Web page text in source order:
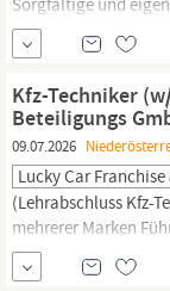
Detail Teamfähigkeit
Betriebsausflüge
und Boxenstopps
Kfz-Techniker
Beteiligungs
09.07.2026
Lucky Car
(Lehrabschluss Kfz-
mehrerer Marken
Teamfähigkeit und
Chance